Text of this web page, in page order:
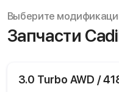
Выберите
Запчасти
3.0 Turbo AWD /